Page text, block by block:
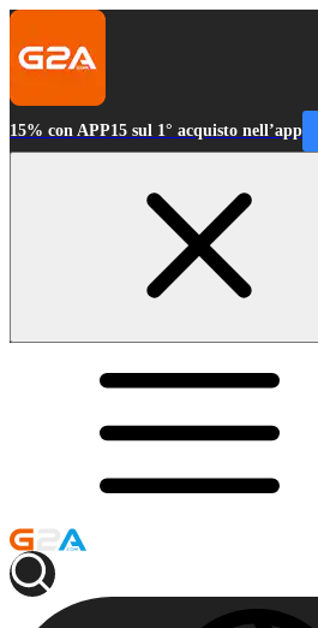
15% con APP15 sul 1° acquisto nell’app